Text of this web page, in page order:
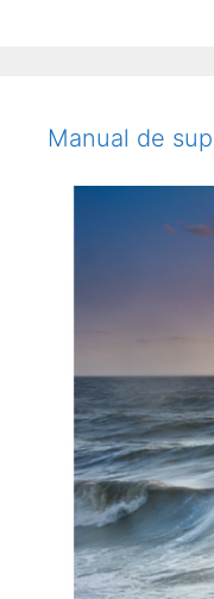
Manual de